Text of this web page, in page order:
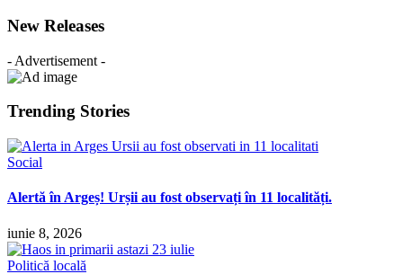
New Releases
- Advertisement -
Trending Stories
Social
Alertă în Argeș! Urșii au fost observați în 11 localități.
iunie 8, 2026
Politică locală